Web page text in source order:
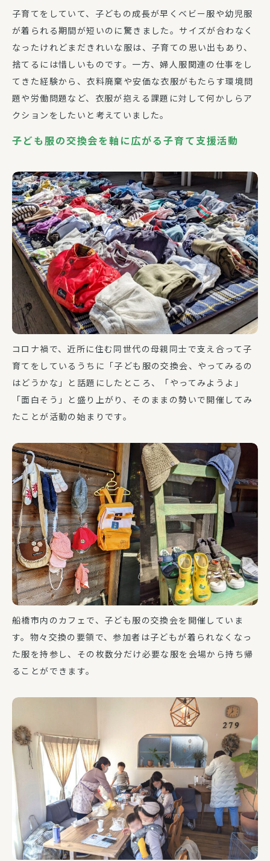
子育てをしていて、子どもの成長が早くベビー服や幼児服
が着られる期間が短いのに驚きました。サイズが合わなく
なったけれどまだきれいな服は、子育ての思い出もあり、
捨てるには惜しいものです。一方、婦人服関連の仕事をし
てきた経験から、衣料廃棄や安価な衣服がもたらす環境問
題や労働問題など、衣服が抱える課題に対して何かしらア
クションをしたいと考えていました。
子ども服の交換会を軸に広がる子育て支援活動
コロナ禍で、近所に住む同世代の母親同士で支え合って子
育てをしているうちに「子ども服の交換会、やってみるの
はどうかな」と話題にしたところ、「やってみようよ」
「面白そう」と盛り上がり、そのままの勢いで開催してみ
たことが活動の始まりです。
船橋市内のカフェで、子ども服の交換会を開催していま
す。物々交換の要領で、参加者は子どもが着られなくなっ
た服を持参し、その枚数分だけ必要な服を会場から持ち帰
ることができます。